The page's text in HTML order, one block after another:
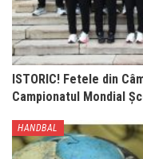
ISTORIC! Fetele din
Campionatul Mondial
HANDBAL